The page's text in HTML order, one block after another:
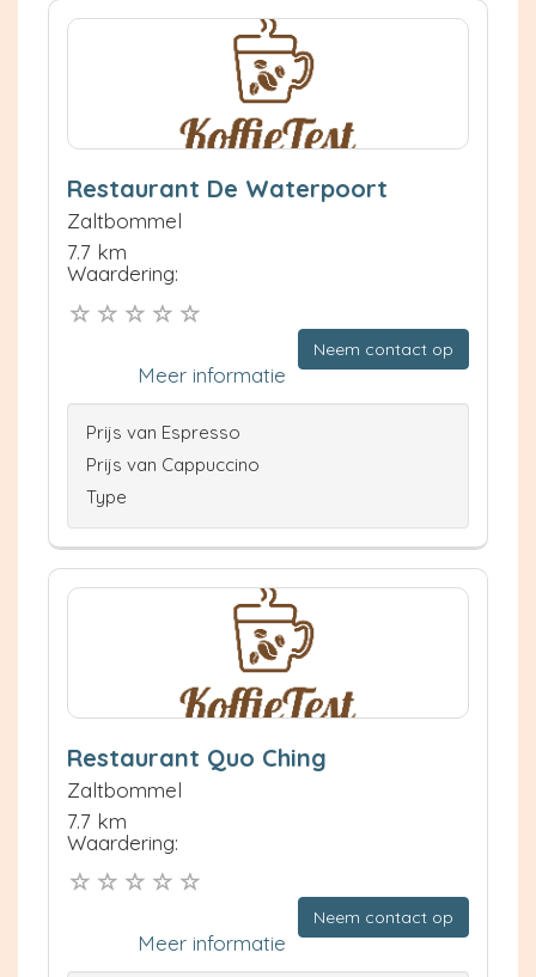
Restaurant De Waterpoort
Zaltbommel
7.7 km
Waardering:
Neem contact op
Meer informatie
Prijs van Espresso
Prijs van Cappuccino
Type
Restaurant Quo Ching
Zaltbommel
7.7 km
Waardering:
Neem contact op
Meer informatie